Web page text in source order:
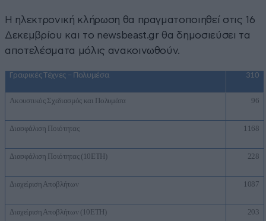
Η ηλεκτρονική κλήρωση θα πραγματοποιηθεί στις 16
Δεκεμβρίου και το newsbeast.gr θα δημοσιεύσει τα
αποτελέσματα μόλις ανακοινωθούν.
Γραφικές Τέχνες – Πολυμέσα 310
Ακουστικός Σχεδιασμός και Πολυμέσα 96
Διασφάλιση Ποιότητας 1168
Διασφάλιση Ποιότητας (10ΕΤΗ) 228
Διαχείριση Αποβλήτων 1087
Διαχείριση Αποβλήτων (10ΕΤΗ) 203